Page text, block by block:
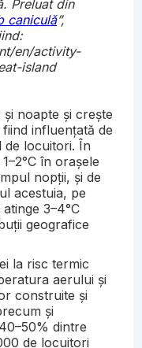
Preluat din
caniculă”,
en/activity-
island
noapte și crește
influențată de
de locuitori. În
în orașele
nopții, și de
acestuia, pe
3–4°C
geografice
la risc termic
aerului și
construite și
și
dintre
de locuitori